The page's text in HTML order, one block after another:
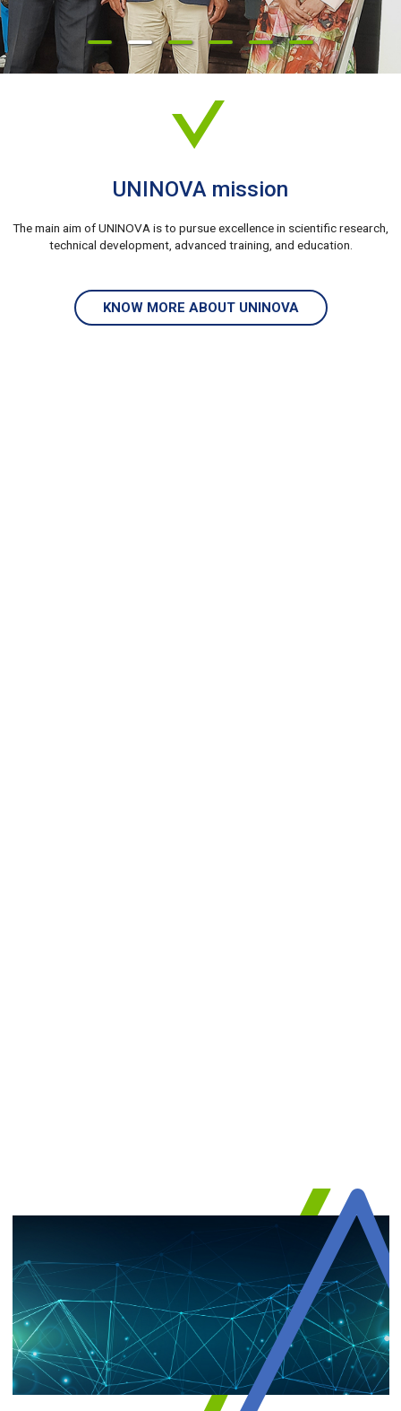
UNINOVA mission
The main aim of UNINOVA is to pursue excellence in scientific research,
technical development, advanced training, and education.
KNOW MORE ABOUT UNINOVA